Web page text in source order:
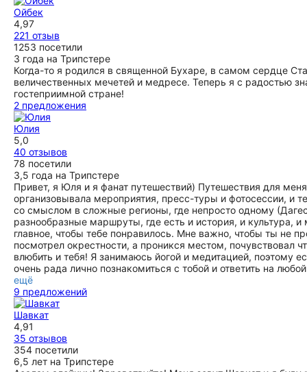
Ойбек
4,97
221 отзыв
1253 посетили
3 года на Трипстере
Когда-то я родился в священной Бухаре, в самом сердце
величественных мечетей и медресе. Теперь я с радостью
гостеприимной стране!
2 предложения
Юлия
5,0
40 отзывов
78 посетили
3,5 года на Трипстере
Привет, я Юля и я фанат путешествий) Путешествия для
организовывала мероприятия, пресс-туры и фотосессии,
со смыслом в сложные регионы, где непросто одному
разнообразные маршруты, где есть и история, и
главное, чтобы тебе понравилось. Мне важно, чтобы ты не
посмотрел окрестности, а проникся местом, почувствовал
влюбить и тебя! Я занимаюсь йогой и медитацией, поэтому
очень рада лично познакомиться с тобой и ответить на
ещё
9 предложений
Шавкат
4,91
35 отзывов
354 посетили
6,5 лет на Трипстере